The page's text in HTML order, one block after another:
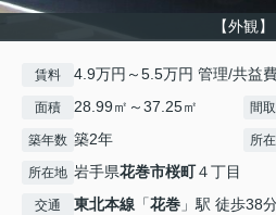
【外観】
賃料 4.9万円～5.5万円 管理/共益
面積 28.99㎡～37.25㎡ 間
築年数 築2年 所
所在地 岩手県花巻市桜町４丁目
交通 東北本線 「花巻 」駅 徒歩38